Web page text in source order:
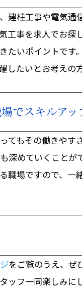
建柱工事や電気
工事を求人でお
たいポイントで
したいとお考えの
でスキルアッ
てもその働きや
深めていくこと
職場ですので、
をご覧のうえ、ぜ
ッフ一同楽しみに